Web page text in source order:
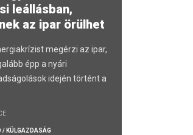
leállásban,
az ipar örülhet
megérzi az ipar,
épp a nyári
idején történt a
/ KÜLGAZDASÁG